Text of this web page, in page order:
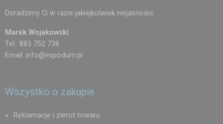
Doradzimy Ci w razie jakiejkolwiek niejasności:
Marek Wojakowski
Tel.: 883 752 738
Email: info@expodum.pl
Wszystko o zakupie
Reklamacje i zwrot towaru